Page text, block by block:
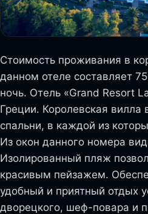
Стоимость проживания в
данном отеле составляет
ночь. Отель «Grand Resort
Греции. Королевская вилла
спальни, в каждой из
Из окон данного номера
Изолированный пляж
красивым пейзажем.
удобный и приятный отдых
дворецкого, шеф-повара и